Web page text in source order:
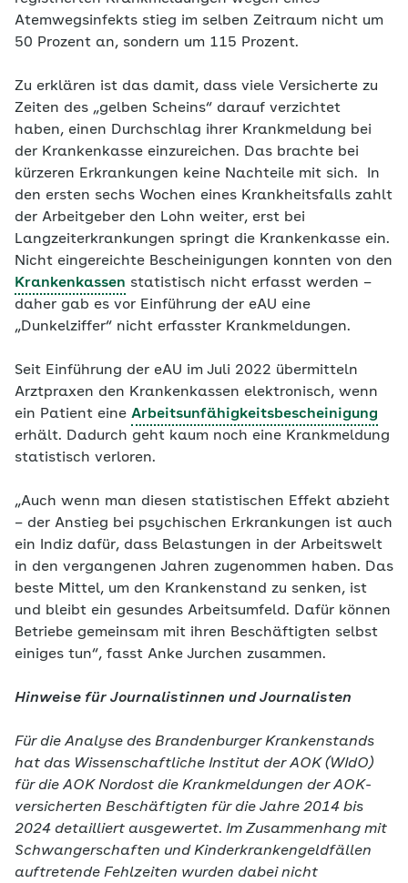
Atemwegsinfekts stieg im selben Zeitraum nicht um
50 Prozent an, sondern um 115 Prozent.
Zu erklären ist das damit, dass viele Versicherte zu
Zeiten des „gelben Scheins“ darauf verzichtet
haben, einen Durchschlag ihrer Krankmeldung bei
der Krankenkasse einzureichen. Das brachte bei
kürzeren Erkrankungen keine Nachteile mit sich. In
den ersten sechs Wochen eines Krankheitsfalls zahlt
der Arbeitgeber den Lohn weiter, erst bei
Langzeiterkrankungen springt die Krankenkasse ein.
Nicht eingereichte Bescheinigungen konnten von den
Krankenkassen statistisch nicht erfasst werden –
daher gab es vor Einführung der eAU eine
„Dunkelziffer“ nicht erfasster Krankmeldungen.
Seit Einführung der eAU im Juli 2022 übermitteln
Arztpraxen den Krankenkassen elektronisch, wenn
ein Patient eine Arbeitsunfähigkeitsbescheinigung
erhält. Dadurch geht kaum noch eine Krankmeldung
statistisch verloren.
„Auch wenn man diesen statistischen Effekt abzieht
– der Anstieg bei psychischen Erkrankungen ist auch
ein Indiz dafür, dass Belastungen in der Arbeitswelt
in den vergangenen Jahren zugenommen haben. Das
beste Mittel, um den Krankenstand zu senken, ist
und bleibt ein gesundes Arbeitsumfeld. Dafür können
Betriebe gemeinsam mit ihren Beschäftigten selbst
einiges tun“, fasst Anke Jurchen zusammen.
Hinweise für Journalistinnen und Journalisten
Für die Analyse des Brandenburger Krankenstands
hat das Wissenschaftliche Institut der AOK (WIdO)
für die AOK Nordost die Krankmeldungen der AOK-
versicherten Beschäftigten für die Jahre 2014 bis
2024 detailliert ausgewertet. Im Zusammenhang mit
Schwangerschaften und Kinderkrankengeldfällen
auftretende Fehlzeiten wurden dabei nicht